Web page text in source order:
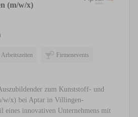
(m/w/x)
Arbeitszeiten Firmenevents
zum Kunststoff- und
w/x) bei Aptar in Villingen-
eines innovativen Unternehmens mit